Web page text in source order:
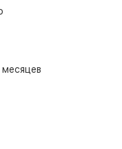
месяцев